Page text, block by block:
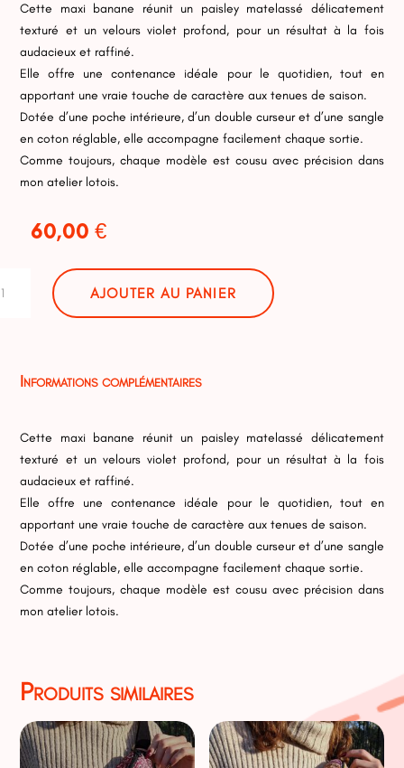
Cette maxi banane réunit un paisley matelassé délicatement
texturé et un velours violet profond, pour un résultat à la fois
audacieux et raffiné.
Elle offre une contenance idéale pour le quotidien, tout en
apportant une vraie touche de caractère aux tenues de saison.
Dotée d’une poche intérieure, d’un double curseur et d’une sangle
en coton réglable, elle accompagne facilement chaque sortie.
Comme toujours, chaque modèle est cousu avec précision dans
mon atelier lotois.
60,00€
AJOUTER AU PANIER
Informations complémentaires
Cette maxi banane réunit un paisley matelassé délicatement
texturé et un velours violet profond, pour un résultat à la fois
audacieux et raffiné.
Elle offre une contenance idéale pour le quotidien, tout en
apportant une vraie touche de caractère aux tenues de saison.
Dotée d’une poche intérieure, d’un double curseur et d’une sangle
en coton réglable, elle accompagne facilement chaque sortie.
Comme toujours, chaque modèle est cousu avec précision dans
mon atelier lotois.
Produits similaires